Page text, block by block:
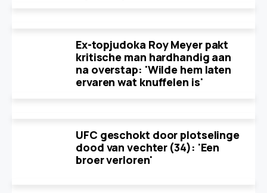
Ex-topjudoka Roy Meyer pakt
kritische man hardhandig aan
na overstap: 'Wilde hem laten
ervaren wat knuffelen is'
UFC geschokt door plotselinge
dood van vechter (34): 'Een
broer verloren'